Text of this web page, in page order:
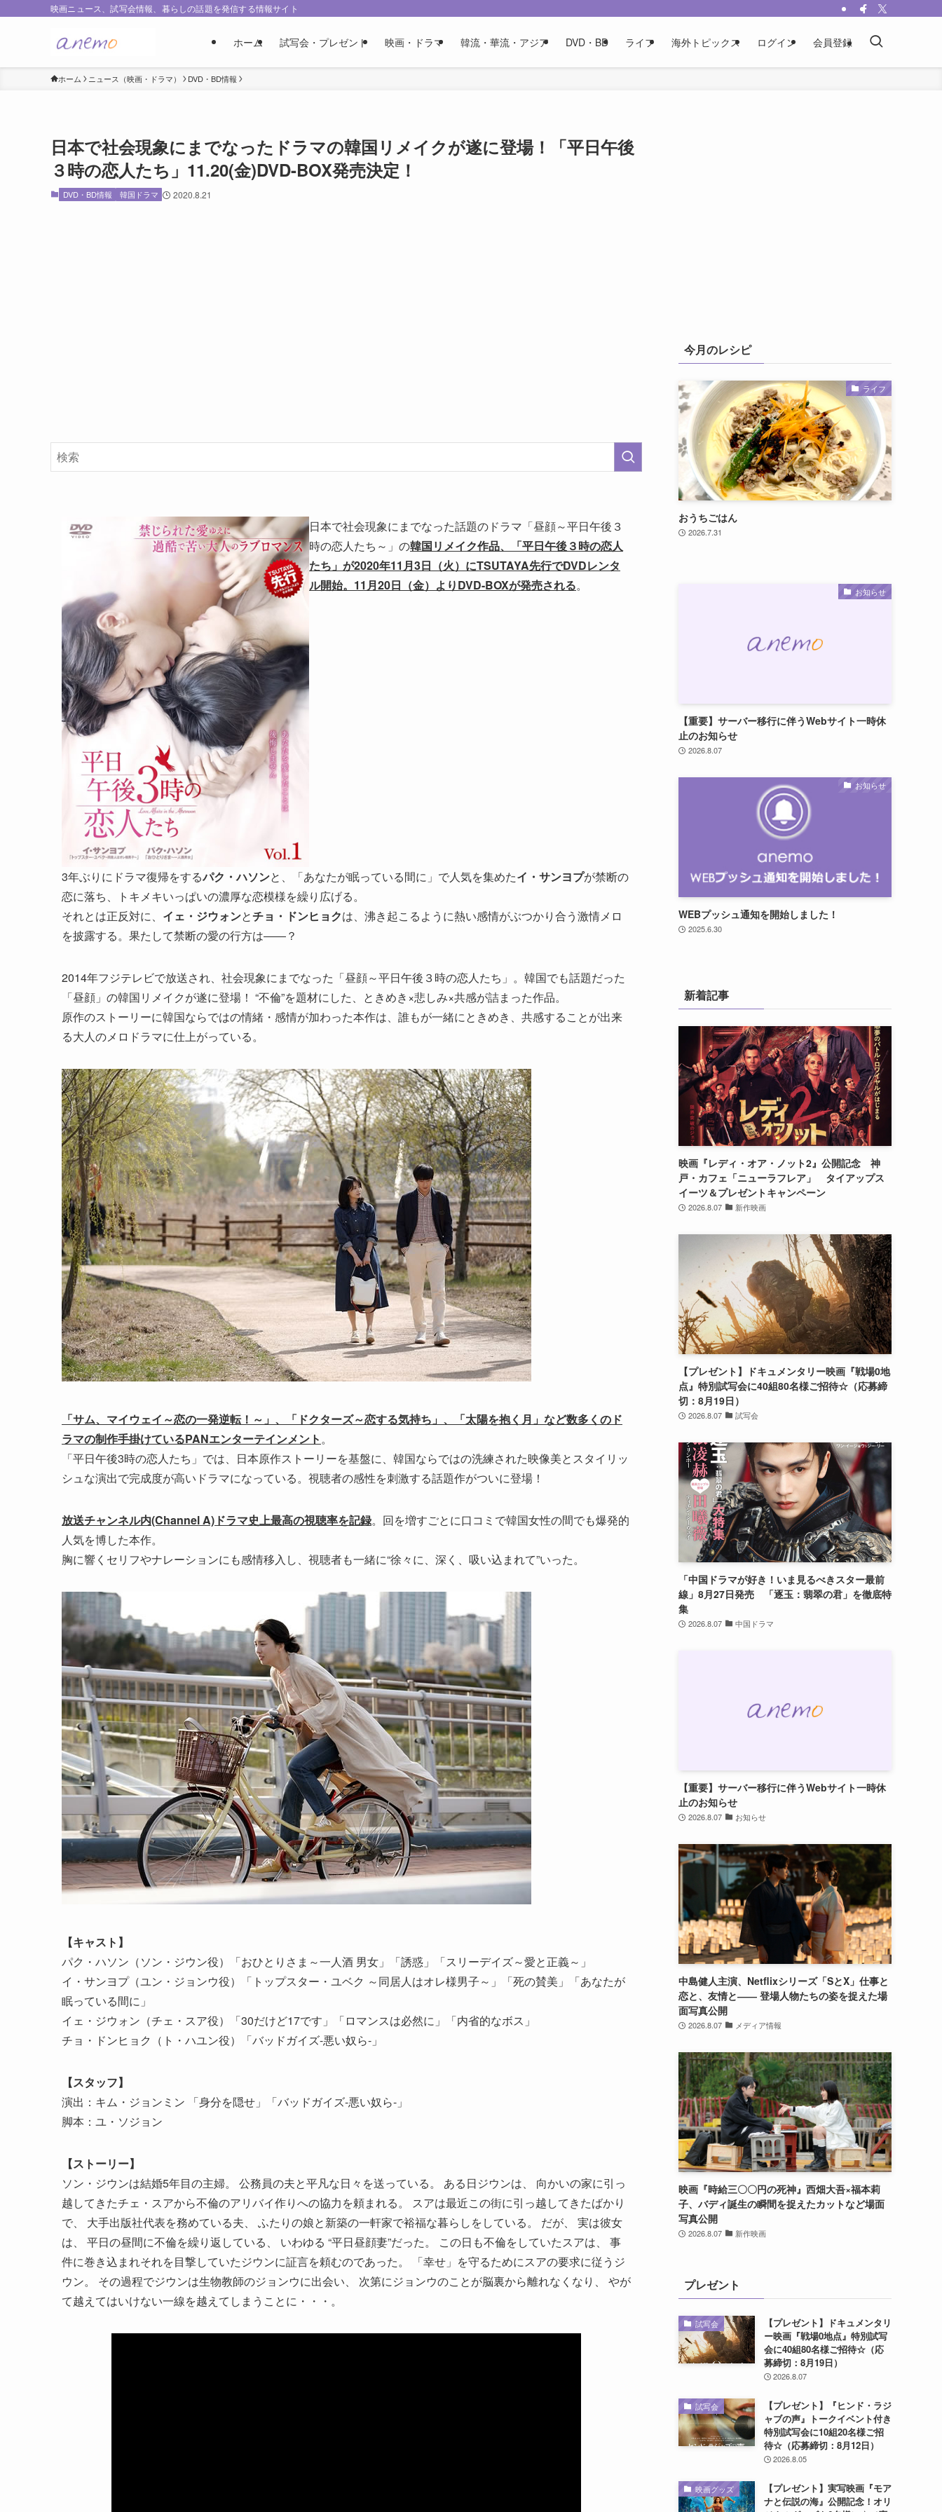
映画ニュース、試写会情報、暮らしの話題を発信する情報サイト
ホーム 試写会・プレゼント 映画・ドラマ 韓流・華流・アジア DVD・BD ライフ 海外トピックス ログイン 会員登録
ホーム ニュース（映画・ドラマ） DVD・BD情報
日本で社会現象にまでなったドラマの韓国リメイクが遂に登場！「平日午後
３時の恋人たち」11.20(金)DVD-BOX発売決定！
DVD・BD情報 韓国ドラマ 2020.8.21
日本で社会現象にまでなった話題のドラマ「昼顔～平日午後３
時の恋人たち～」の韓国リメイク作品、「平日午後３時の恋人
たち」が2020年11月3日（火）にTSUTAYA先行でDVDレンタ
ル開始。11月20日（金）よりDVD-BOXが発売される。
3年ぶりにドラマ復帰をするパク・ハソンと、「あなたが眠っている間に」で人気を集めたイ・サンヨプが禁断の
恋に落ち、トキメキいっぱいの濃厚な恋模様を繰り広げる。
それとは正反対に、 イェ・ジウォンとチョ・ドンヒョクは、沸き起こるように熱い感情がぶつかり合う激情メロ
を披露する。果たして禁断の愛の行方は――？
2014年フジテレビで放送され、社会現象にまでなった「昼顔～平日午後３時の恋人たち」。韓国でも話題だった
「昼顔」の韓国リメイクが遂に登場！ “不倫”を題材にした、ときめき×悲しみ×共感が詰まった作品。
原作のストーリーに韓国ならではの情緒・感情が加わった本作は、誰もが一緒にときめき、共感することが出来
る大人のメロドラマに仕上がっている。
「サム、マイウェイ～恋の一発逆転！～」、「ドクターズ～恋する気持ち」、「太陽を抱く月」など数多くのド
ラマの制作手掛けているPANエンターテインメント。
「平日午後3時の恋人たち」では、日本原作ストーリーを基盤に、韓国ならではの洗練された映像美とスタイリッ
シュな演出で完成度が高いドラマになっている。視聴者の感性を刺激する話題作がついに登場！
放送チャンネル内(Channel A)ドラマ史上最高の視聴率を記録。回を増すごとに口コミで韓国女性の間でも爆発的
人気を博した本作。
胸に響くセリフやナレーションにも感情移入し、視聴者も一緒に“徐々に、深く、吸い込まれて”いった。
【キャスト】
パク・ハソン（ソン・ジウン役）「おひとりさま～一人酒 男女」「誘惑」「スリーデイズ～愛と正義～」
イ・サンヨプ（ユン・ジョンウ役）「トップスター・ユベク ～同居人はオレ様男子～」「死の賛美」「あなたが
眠っている間に」
イェ・ジウォン（チェ・スア役）「30だけど17です」「ロマンスは必然に」「内省的なボス」
チョ・ドンヒョク（ト・ハユン役）「バッドガイズ-悪い奴ら-」
【スタッフ】
演出：キム・ジョンミン 「身分を隠せ」「バッドガイズ-悪い奴ら-」
脚本：ユ・ソジョン
【ストーリー】
ソン・ジウンは結婚5年目の主婦。 公務員の夫と平凡な日々を送っている。 ある日ジウンは、 向かいの家に引っ
越してきたチェ・スアから不倫のアリバイ作りへの協力を頼まれる。 スアは最近この街に引っ越してきたばかり
で、 大手出版社代表を務めている夫、 ふたりの娘と新築の一軒家で裕福な暮らしをしている。 だが、 実は彼女
は、 平日の昼間に不倫を繰り返している、 いわゆる “平日昼顔妻”だった。 この日も不倫をしていたスアは、 事
件に巻き込まれそれを目撃していたジウンに証言を頼むのであった。 「幸せ」を守るためにスアの要求に従うジ
ウン。 その過程でジウンは生物教師のジョンウに出会い、 次第にジョンウのことが脳裏から離れなくなり、 やが
て越えてはいけない一線を越えてしまうことに・・・。
今月のレシピ
ライフ
おうちごはん
2026.7.31
お知らせ
【重要】サーバー移行に伴うWebサイト一時休
止のお知らせ
2026.8.07
お知らせ
WEBプッシュ通知を開始しました！
2025.6.30
新着記事
映画『レディ・オア・ノット2』公開記念 神
戸・カフェ「ニューラフレア」 タイアップス
イーツ＆プレゼントキャンペーン
2026.8.07 新作映画
【プレゼント】ドキュメンタリー映画『戦場0地
点』特別試写会に40組80名様ご招待☆（応募締
切：8月19日）
2026.8.07 試写会
「中国ドラマが好き！いま見るべきスター最前
線」8月27日発売 「逐玉：翡翠の君」を徹底特
集
2026.8.07 中国ドラマ
【重要】サーバー移行に伴うWebサイト一時休
止のお知らせ
2026.8.07 お知らせ
中島健人主演、Netflixシリーズ「SとX」仕事と
恋と、友情と―― 登場人物たちの姿を捉えた場
面写真公開
2026.8.07 メディア情報
映画『時給三〇〇円の死神』西畑大吾×福本莉
子、バディ誕生の瞬間を捉えたカットなど場面
写真公開
2026.8.07 新作映画
プレゼント
試写会
【プレゼント】ドキュメンタリ
ー映画『戦場0地点』特別試写
会に40組80名様ご招待☆（応
募締切：8月19日）
2026.8.07
試写会
【プレゼント】『ヒンド・ラジ
ャブの声』トークイベント付き
特別試写会に10組20名様ご招
待☆（応募締切：8月12日）
2026.8.05
映画グッズ
【プレゼント】実写映画『モア
ナと伝説の海』公開記念！オリ